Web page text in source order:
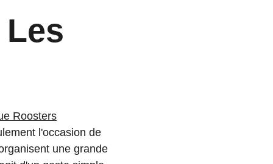
Roosters
l'occasion de
une grande